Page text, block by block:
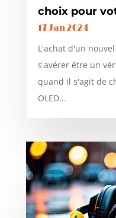
choix pour
17 Jan 2024
L'achat d'un
s'avérer être un
quand il s'agit de
OLED...